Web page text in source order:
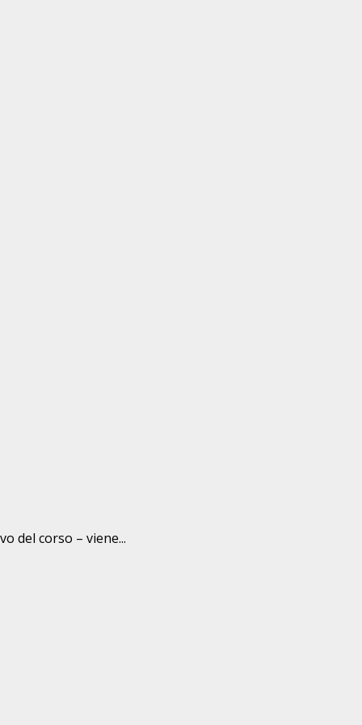
del corso – viene...